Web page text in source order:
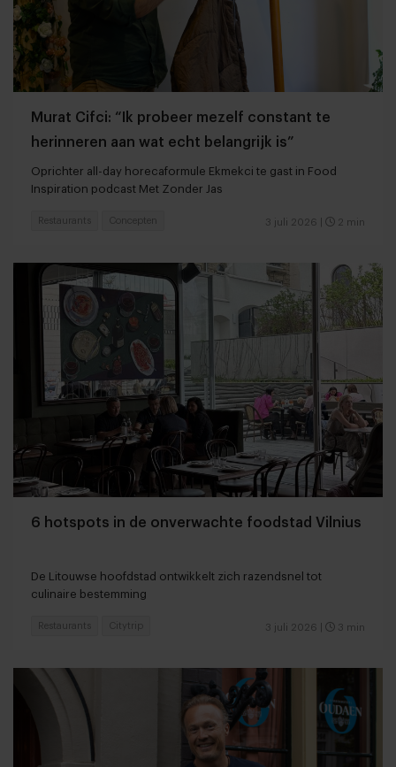
Murat Cifci: “Ik probeer mezelf constant te
herinneren aan wat echt belangrijk is”
Oprichter all-day horecaformule Ekmekci te gast in Food
Inspiration podcast Met Zonder Jas
3 juli 2026 2 min
Restaurants Concepten
6 hotspots in de onverwachte foodstad Vilnius
De Litouwse hoofdstad ontwikkelt zich razendsnel tot
culinaire bestemming
3 juli 2026 3 min
Restaurants Citytrip